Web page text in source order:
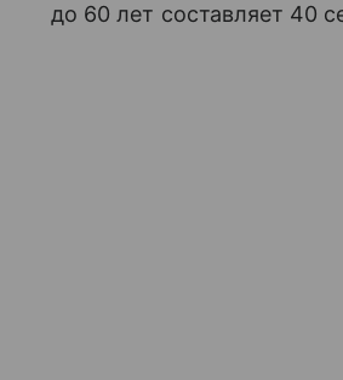
до 60 лет составляет 40